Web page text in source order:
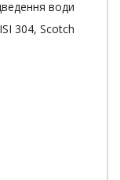
води
304, Scotch